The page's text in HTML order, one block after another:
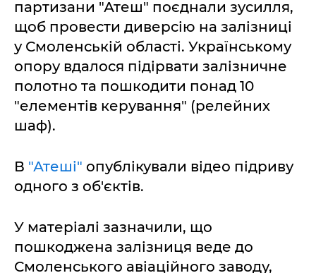
партизани "Атеш" поєднали зусилля,
щоб провести диверсію на залізниці
у Смоленській області. Українському
опору вдалося підірвати залізничне
полотно та пошкодити понад 10
"елементів керування" (релейних
шаф).
В "Атеші" опублікували відео підриву
одного з об'єктів.
У матеріалі зазначили, що
пошкоджена залізниця веде до
Смоленського авіаційного заводу,